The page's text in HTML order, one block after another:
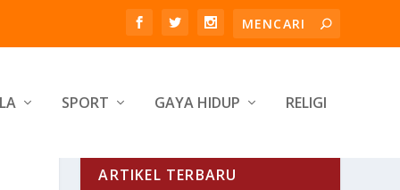
SPORT GAYA HIDUP RELIGI
ARTIKEL TERBARU